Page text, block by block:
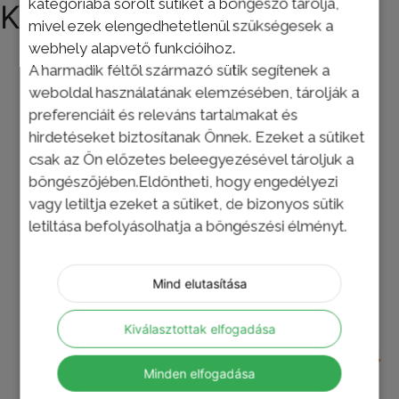
mivel ezek elengedhetetlenül szükségesek a
webhely alapvető funkcióihoz.
A harmadik féltől származó sütik segítenek a
weboldal használatának elemzésében, tárolják a
preferenciáit és releváns tartalmakat és
hirdetéseket biztosítanak Önnek. Ezeket a sütiket
csak az Ön előzetes beleegyezésével tároljuk a
böngészőjében.Eldöntheti, hogy engedélyezi
vagy letiltja ezeket a sütiket, de bizonyos sütik
letiltása befolyásolhatja a böngészési élményt.
Mind elutasítása
Kiválasztottak elfogadása
Minden elfogadása
Kapcsolódó termékek
Poliészter hullámlemez
sárga 150 cm